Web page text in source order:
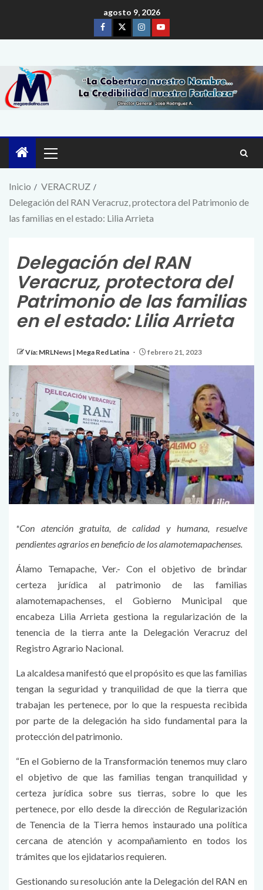
agosto 9, 2026
Inicio
VERACRUZ
Delegación del RAN Veracruz, protectora del Patrimonio de
las familias en el estado: Lilia Arrieta
Delegación del RAN
Veracruz, protectora del
Patrimonio de las familias
en el estado: Lilia Arrieta
Vía: MRLNews | Mega Red Latina febrero 21, 2023
*Con atención gratuita, de calidad y humana, resuelve
pendientes agrarios en beneficio de los alamotemapachenses.
Álamo Temapache, Ver.- Con el objetivo de brindar
certeza jurídica al patrimonio de las familias
alamotemapachenses, el Gobierno Municipal que
encabeza Lilia Arrieta gestiona la regularización de la
tenencia de la tierra ante la Delegación Veracruz del
Registro Agrario Nacional.
La alcaldesa manifestó que el propósito es que las familias
tengan la seguridad y tranquilidad de que la tierra que
trabajan les pertenece, por lo que la respuesta recibida
por parte de la delegación ha sido fundamental para la
protección del patrimonio.
“En el Gobierno de la Transformación tenemos muy claro
el objetivo de que las familias tengan tranquilidad y
certeza jurídica sobre sus tierras, sobre lo que les
pertenece, por ello desde la dirección de Regularización
de Tenencia de la Tierra hemos instaurado una política
cercana de atención y acompañamiento en todos los
trámites que los ejidatarios requieren.
Gestionando su resolución ante la Delegación del RAN en